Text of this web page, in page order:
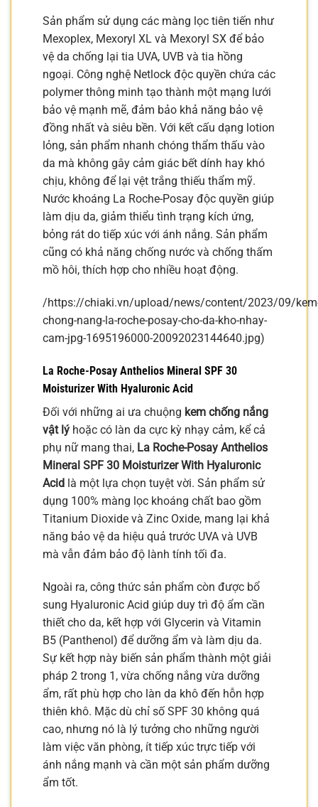
Sản phẩm sử dụng các màng lọc tiên tiến như
Mexoplex, Mexoryl XL và Mexoryl SX để bảo
vệ da chống lại tia UVA, UVB và tia hồng
ngoại. Công nghệ Netlock độc quyền chứa các
polymer thông minh tạo thành một mạng lưới
bảo vệ mạnh mẽ, đảm bảo khả năng bảo vệ
đồng nhất và siêu bền. Với kết cấu dạng lotion
lỏng, sản phẩm nhanh chóng thẩm thấu vào
da mà không gây cảm giác bết dính hay khó
chịu, không để lại vệt trắng thiếu thẩm mỹ.
Nước khoáng La Roche-Posay độc quyền giúp
làm dịu da, giảm thiểu tình trạng kích ứng,
bỏng rát do tiếp xúc với ánh nắng. Sản phẩm
cũng có khả năng chống nước và chống thấm
mồ hôi, thích hợp cho nhiều hoạt động.
/https://chiaki.vn/upload/news/content/2023/09/
chong-nang-la-roche-posay-cho-da-kho-nhay-
cam-jpg-1695196000-20092023144640.jpg)
La Roche-Posay Anthelios Mineral SPF 30
Moisturizer With Hyaluronic Acid
Đối với những ai ưa chuộng kem chống nắng
vật lý hoặc có làn da cực kỳ nhạy cảm, kể cả
phụ nữ mang thai, La Roche-Posay Anthelios
Mineral SPF 30 Moisturizer With Hyaluronic
Acid là một lựa chọn tuyệt vời. Sản phẩm sử
dụng 100% màng lọc khoáng chất bao gồm
Titanium Dioxide và Zinc Oxide, mang lại khả
năng bảo vệ da hiệu quả trước UVA và UVB
mà vẫn đảm bảo độ lành tính tối đa.
Ngoài ra, công thức sản phẩm còn được bổ
sung Hyaluronic Acid giúp duy trì độ ẩm cần
thiết cho da, kết hợp với Glycerin và Vitamin
B5 (Panthenol) để dưỡng ẩm và làm dịu da.
Sự kết hợp này biến sản phẩm thành một giải
pháp 2 trong 1, vừa chống nắng vừa dưỡng
ẩm, rất phù hợp cho làn da khô đến hỗn hợp
thiên khô. Mặc dù chỉ số SPF 30 không quá
cao, nhưng nó là lý tưởng cho những người
làm việc văn phòng, ít tiếp xúc trực tiếp với
ánh nắng mạnh và cần một sản phẩm dưỡng
ẩm tốt.